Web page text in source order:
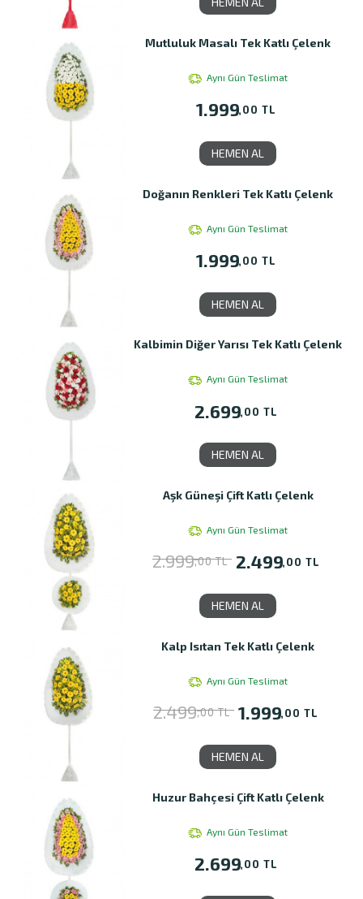
Mutluluk Masalı Tek Katlı Çelenk
Aynı Gün Teslimat
1.999,00 TL
HEMEN AL
Doğanın Renkleri Tek Katlı Çelenk
Aynı Gün Teslimat
1.999,00 TL
HEMEN AL
Kalbimin Diğer Yarısı Tek Katlı Çelenk
Aynı Gün Teslimat
2.699,00 TL
HEMEN AL
Aşk Güneşi Çift Katlı Çelenk
Aynı Gün Teslimat
2.999,00 TL 2.499,00 TL
HEMEN AL
Kalp Isıtan Tek Katlı Çelenk
Aynı Gün Teslimat
2.499,00 TL 1.999,00 TL
HEMEN AL
Huzur Bahçesi Çift Katlı Çelenk
Aynı Gün Teslimat
2.699,00 TL